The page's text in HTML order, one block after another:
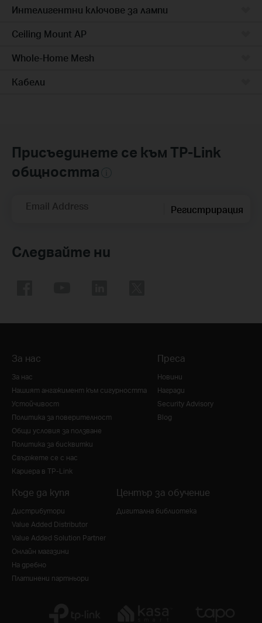
Интелигентни ключове за лампи
Ceiling Mount AP
Whole-Home Mesh
Кабели
Присъединете се към TP-Link
общността
Email Address Регистрирация
Следвайте ни
За нас
За нас
Нашият ангажимент към сигурността
Устойчивост
Политика за поверителност
Общи условия за ползване
Политика за бисквитки
Свържете се с нас
Кариера в TP-Link
Преса
Новини
Награди
Security Advisory
Blog
Къде да купя
Дистрибутори
Value Added Distributor
Value Added Solution Partner
Онлайн магазини
На дребно
Платинени партньори
Център за обучение
Дигитална библиотека